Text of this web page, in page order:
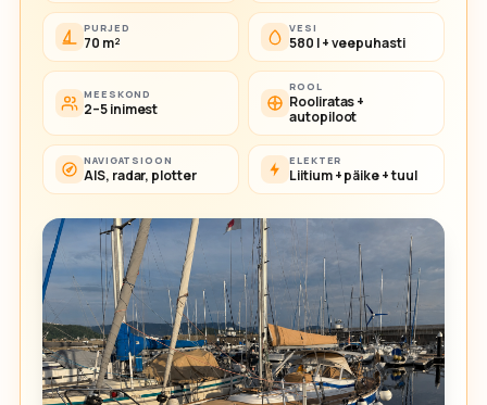
PURJED
70 m²
VESI
580 l + veepuhasti
MEESKOND
2–5 inimest
ROOL
Rooliratas +
autopiloot
NAVIGATSIOON
AIS, radar, plotter
ELEKTER
Liitium + päike + tuul